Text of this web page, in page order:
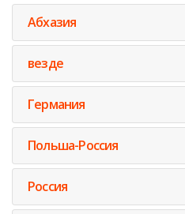
Абхазия
везде
Германия
Польша-Россия
Россия